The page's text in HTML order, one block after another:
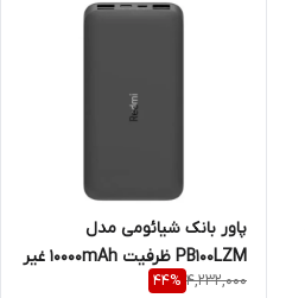
پاور بانک شیائومی مدل
PB100LZM ظرفیت 10000mAh غیر
اصل
4,232,000
44%